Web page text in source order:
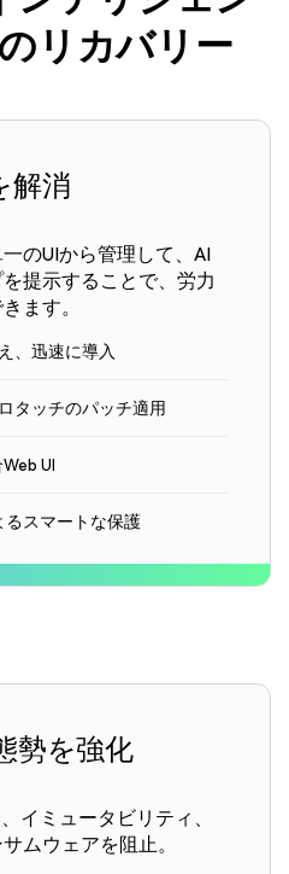
リカバリー
解消
のUIから管理して、AI
提示することで、労力
ます。
、迅速に導入
タッチのパッチ適用
UI
スマートな保護
勢を強化
イミュータビリティ、
ムウェアを阻止。